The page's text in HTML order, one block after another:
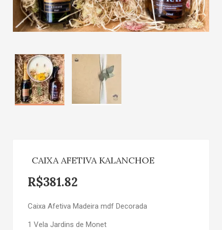
CAIXA AFETIVA KALANCHOE
R$381.82
Caixa Afetiva Madeira mdf Decorada
1 Vela Jardins de Monet